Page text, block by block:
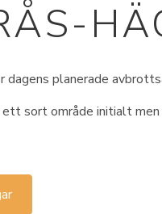
dagens planerade
sort område initialt men